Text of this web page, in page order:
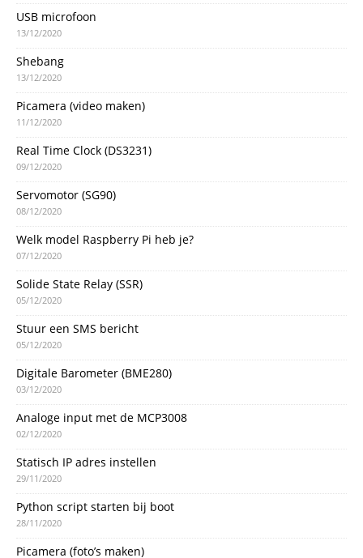
USB microfoon
13/12/2020
Shebang
13/12/2020
Picamera (video maken)
11/12/2020
Real Time Clock (DS3231)
09/12/2020
Servomotor (SG90)
08/12/2020
Welk model Raspberry Pi heb je?
07/12/2020
Solide State Relay (SSR)
05/12/2020
Stuur een SMS bericht
05/12/2020
Digitale Barometer (BME280)
03/12/2020
Analoge input met de MCP3008
02/12/2020
Statisch IP adres instellen
29/11/2020
Python script starten bij boot
28/11/2020
Picamera (foto’s maken)